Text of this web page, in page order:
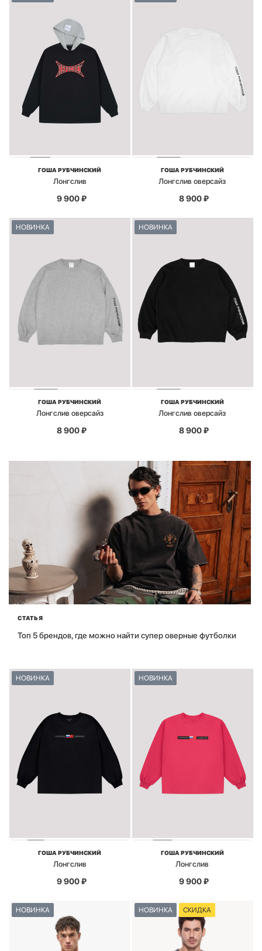
ГОША РУБЧИНСКИЙ
Лонгслив
9 900₽
ГОША РУБЧИНСКИЙ
Лонгслив оверсайз
8 900₽
НОВИНКА
ГОША РУБЧИНСКИЙ
Лонгслив оверсайз
8 900₽
НОВИНКА
ГОША РУБЧИНСКИЙ
Лонгслив оверсайз
8 900₽
СТАТЬЯ
Топ 5 брендов, где можно найти супер оверные футболки
НОВИНКА
ГОША РУБЧИНСКИЙ
Лонгслив
9 900₽
НОВИНКА
ГОША РУБЧИНСКИЙ
Лонгслив
9 900₽
НОВИНКА НОВИНКА СКИДКА